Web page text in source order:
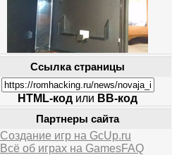
Ссылка страницы
HTML-код или BB-код
Партнеры сайта
Создание игр на GcUp.ru
Всё об играх на GamesFAQ